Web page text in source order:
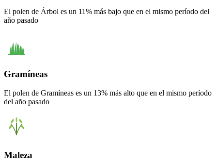
El polen de Árbol es un 11% más bajo que en el mismo período del
año pasado
Gramíneas
El polen de Gramíneas es un 13% más alto que en el mismo período
del año pasado
Maleza